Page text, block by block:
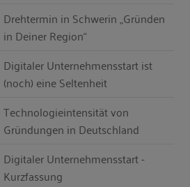
Drehtermin in Schwerin „Gründen
in Deiner Region“
Digitaler Unternehmensstart ist
(noch) eine Seltenheit
Technologieintensität von
Gründungen in Deutschland
Digitaler Unternehmensstart -
Kurzfassung